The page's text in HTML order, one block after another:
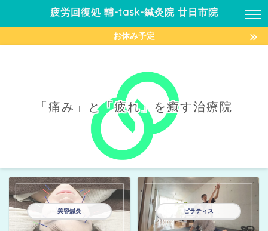
疲労回復処 輔-task-鍼灸院 廿日市院
お休み予定
「痛み」と「疲れ」を癒す治療院
美容鍼灸 ピラティス